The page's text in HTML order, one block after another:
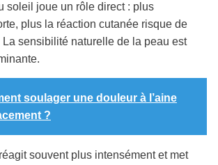
soleil joue un rôle direct : plus
plus la réaction cutanée risque de
sensibilité naturelle de la peau est
soulager une douleur à l’aine
?
souvent plus intensément et met